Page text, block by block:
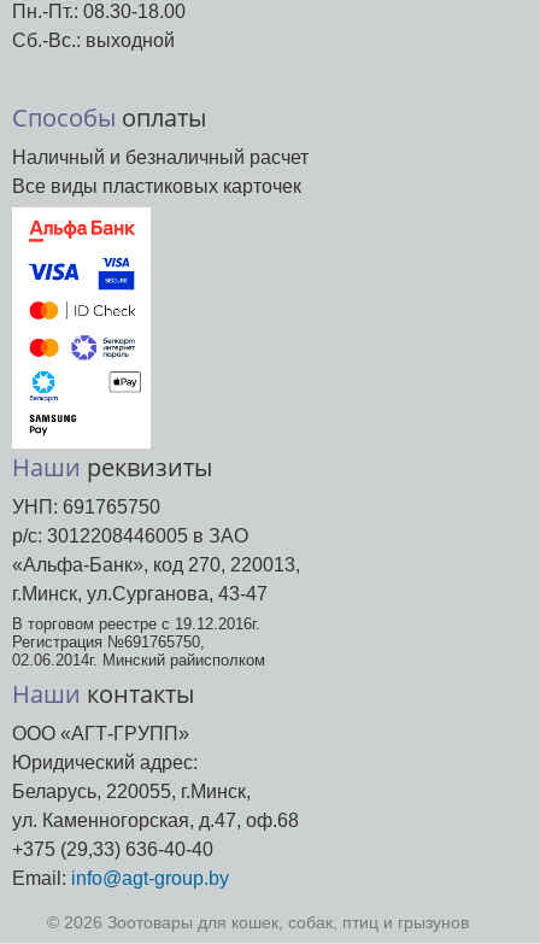
Пн.-Пт.: 08.30-18.00
Сб.-Вс.: выходной
Способы оплаты
Наличный и безналичный расчет
Все виды пластиковых карточек
Наши реквизиты
УНП: 691765750
р/с: 3012208446005 в ЗАО
«Альфа-Банк», код 270, 220013,
г.Минск, ул.Сурганова, 43-47
В торговом реестре с 19.12.2016г.
Регистрация №691765750,
02.06.2014г. Минский райисполком
Наши контакты
ООО «АГТ-ГРУПП»
Юридический адрес:
Беларусь, 220055, г.Минск,
ул. Каменногорская, д.47, оф.68
+375 (29,33) 636-40-40
Email: info@agt-group.by
© 2026 Зоотовары для кошек, собак, птиц и грызунов